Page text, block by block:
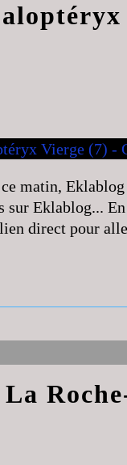
matin,
sur Eklablog...
direct pour
La